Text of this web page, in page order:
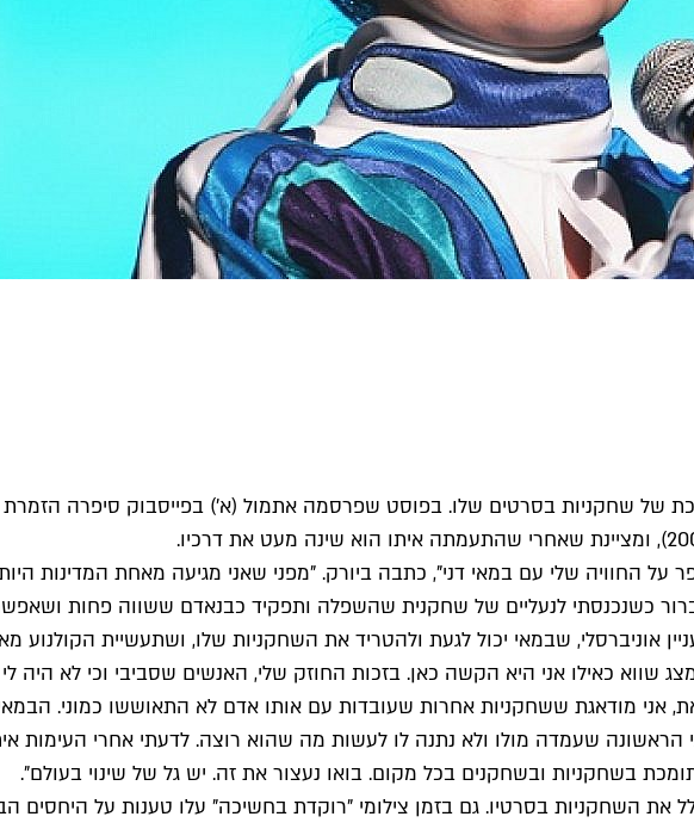
שחקניות בסרטים שלו. בפוסט שפרסמה אתמול (א') בפייסבוק סיפרה הזמרת
החוויה שלי עם במאי דני", כתבה ביורק. "מפני שאני מגיעה מאחת המדינות היותר
כשנכנסתי לנעליים של שחקנית שהשפלה ותפקיד כבנאדם ששווה פחות
אוניברסלי, שבמאי יכול לגעת ולהטריד את השחקניות שלו, ושתעשיית הקולנוע
שווא כאילו אני היא הקשה כאן. בזכות החוזק שלי, האנשים שסביבי וכי לא היה
מודאגת ששחקניות אחרות שעובדות עם אותו אדם לא התאוששו כמוני. הבמאי
שעמדה מולו ולא נתנה לו לעשות מה שהוא רוצה. לדעתי אחרי העימות
בשחקניות ובשחקנים בכל מקום. בואו נעצור את זה. יש גל של שינוי בעולם".
את השחקניות בסרטיו. גם בזמן צילומי "רוקדת בחשיכה" עלו טענות על היחסים